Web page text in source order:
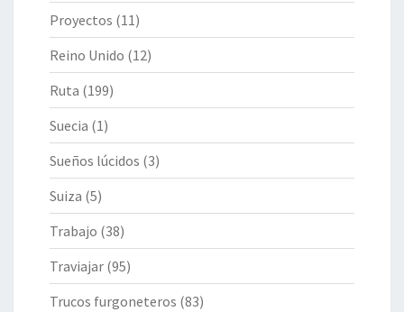
Proyectos (11)
Reino Unido (12)
Ruta (199)
Suecia (1)
Sueños lúcidos (3)
Suiza (5)
Trabajo (38)
Traviajar (95)
Trucos furgoneteros (83)